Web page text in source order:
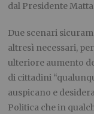
dal Presidente
Due scenari
altresì necessari,
ulteriore aumento
di cittadini
auspicano e
Politica che in